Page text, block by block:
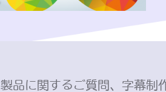
製品に関するご質問、字幕制